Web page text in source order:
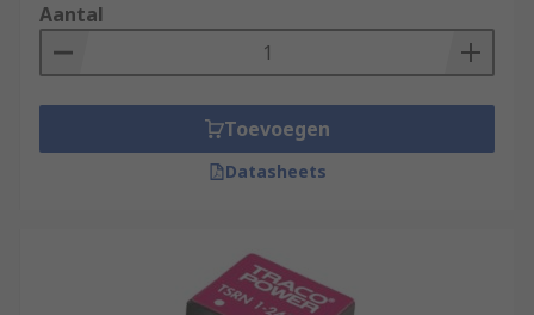
Aantal
Toevoegen
Datasheets